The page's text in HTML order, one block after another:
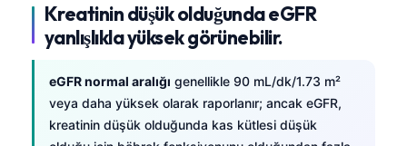
Kreatinin düşük olduğunda eGFR
yanlışlıkla yüksek görünebilir.
eGFR normal aralığı genellikle 90 mL/dk/1.73 m²
veya daha yüksek olarak raporlanır; ancak eGFR,
kreatinin düşük olduğunda kas kütlesi düşük
Українська
O‘zbekcha
Қазақ тілі
Suomi